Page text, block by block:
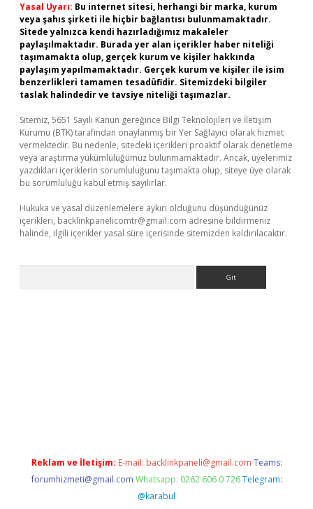
Yasal Uyarı: Bu internet sitesi, herhangi bir marka, kurum
veya şahıs şirketi ile hiçbir bağlantısı bulunmamaktadır.
Sitede yalnızca kendi hazırladığımız makaleler
paylaşılmaktadır. Burada yer alan içerikler haber niteliği
taşımamakta olup, gerçek kurum ve kişiler hakkında
paylaşım yapılmamaktadır. Gerçek kurum ve kişiler ile isim
benzerlikleri tamamen tesadüfidir. Sitemizdeki bilgiler
taslak halindedir ve tavsiye niteliği taşımazlar.
Sitemiz, 5651 Sayılı Kanun gereğince Bilgi Teknolojileri ve İletişim
Kurumu (BTK) tarafından onaylanmış bir Yer Sağlayıcı olarak hizmet
vermektedir. Bu nedenle, sitedeki içerikleri proaktif olarak denetleme
veya araştırma yükümlülüğümüz bulunmamaktadır. Ancak, üyelerimiz
yazdıkları içeriklerin sorumluluğunu taşımakta olup, siteye üye olarak
bu sorumluluğu kabul etmiş sayılırlar.
Hukuka ve yasal düzenlemelere aykırı olduğunu düşündüğünüz
içerikleri, backlinkpanelicomtr@gmail.com adresine bildirmeniz
halinde, ilgili içerikler yasal süre içerisinde sitemizden kaldırılacaktır.
Reklam ve İletişim: E-mail: backlinkpaneli@gmail.com Teams:
forumhizmeti@gmail.com Whatsapp: 0262 606 0 726 Telegram:
@karabul